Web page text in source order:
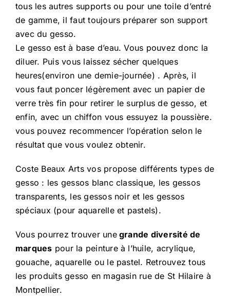
tous les autres supports ou pour une toile d’entré
de gamme, il faut toujours préparer son support
avec du gesso.
Le gesso est à base d’eau. Vous pouvez donc la
diluer. Puis vous laissez sécher quelques
heures(environ une demie-journée) . Après, il
vous faut poncer légèrement avec un papier de
verre très fin pour retirer le surplus de gesso, et
enfin, avec un chiffon vous essuyez la poussière.
vous pouvez recommencer l’opération selon le
résultat que vous voulez obtenir.
Coste Beaux Arts vos propose différents types de
gesso : les gessos blanc classique, les gessos
transparents, les gessos noir et les gessos
spéciaux (pour aquarelle et pastels).
Vous pourrez trouver unegrande diversité de
marques pour la peinture à l’huile, acrylique,
gouache, aquarelle ou le pastel. Retrouvez tous
les produits gesso en magasin rue de St Hilaire à
Montpellier.